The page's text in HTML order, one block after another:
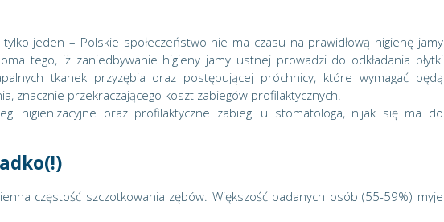
jeden – Polskie społeczeństwo nie ma czasu na prawidłową higienę jamy
tego, iż zaniedbywanie higieny jamy ustnej prowadzi do odkładania płytki
tkanek przyzębia oraz postępującej próchnicy, które wymagać będą
znacznie przekraczającego koszt zabiegów profilaktycznych.
higienizacyjne oraz profilaktyczne zabiegi u stomatologa, nijak się ma do
częstość szczotkowania zębów. Większość badanych osób (55-59%) myje